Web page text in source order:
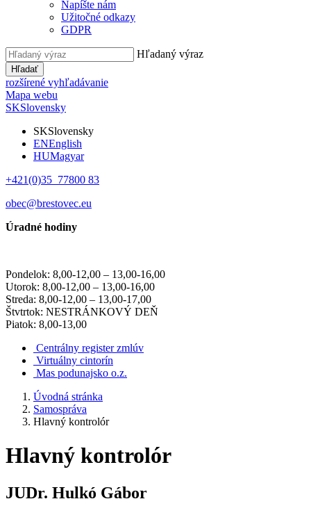
Napíšte nám
Užitočné odkazy
GDPR
Hľadaný výraz
Hľadať
rozšírené vyhľadávanie
Mapa webu
SKSlovensky
SKSlovensky
ENEnglish
HUMagyar
+421(0)35 77800 83
obec@brestovec.eu
Úradné hodiny
Pondelok: 8,00-12,00 – 13,00-16,00
Utorok: 8,00-12,00 – 13,00-16,00
Streda: 8,00-12,00 – 13,00-17,00
Štvtrtok: NESTRÁNKOVÝ DEŇ
Piatok: 8,00-13,00
Centrálny register zmlúv
Virtuálny cintorín
Mas podunajsko o.z.
Úvodná stránka
Samospráva
Hlavný kontrolór
Hlavný kontrolór
JUDr. Hulkó Gábor